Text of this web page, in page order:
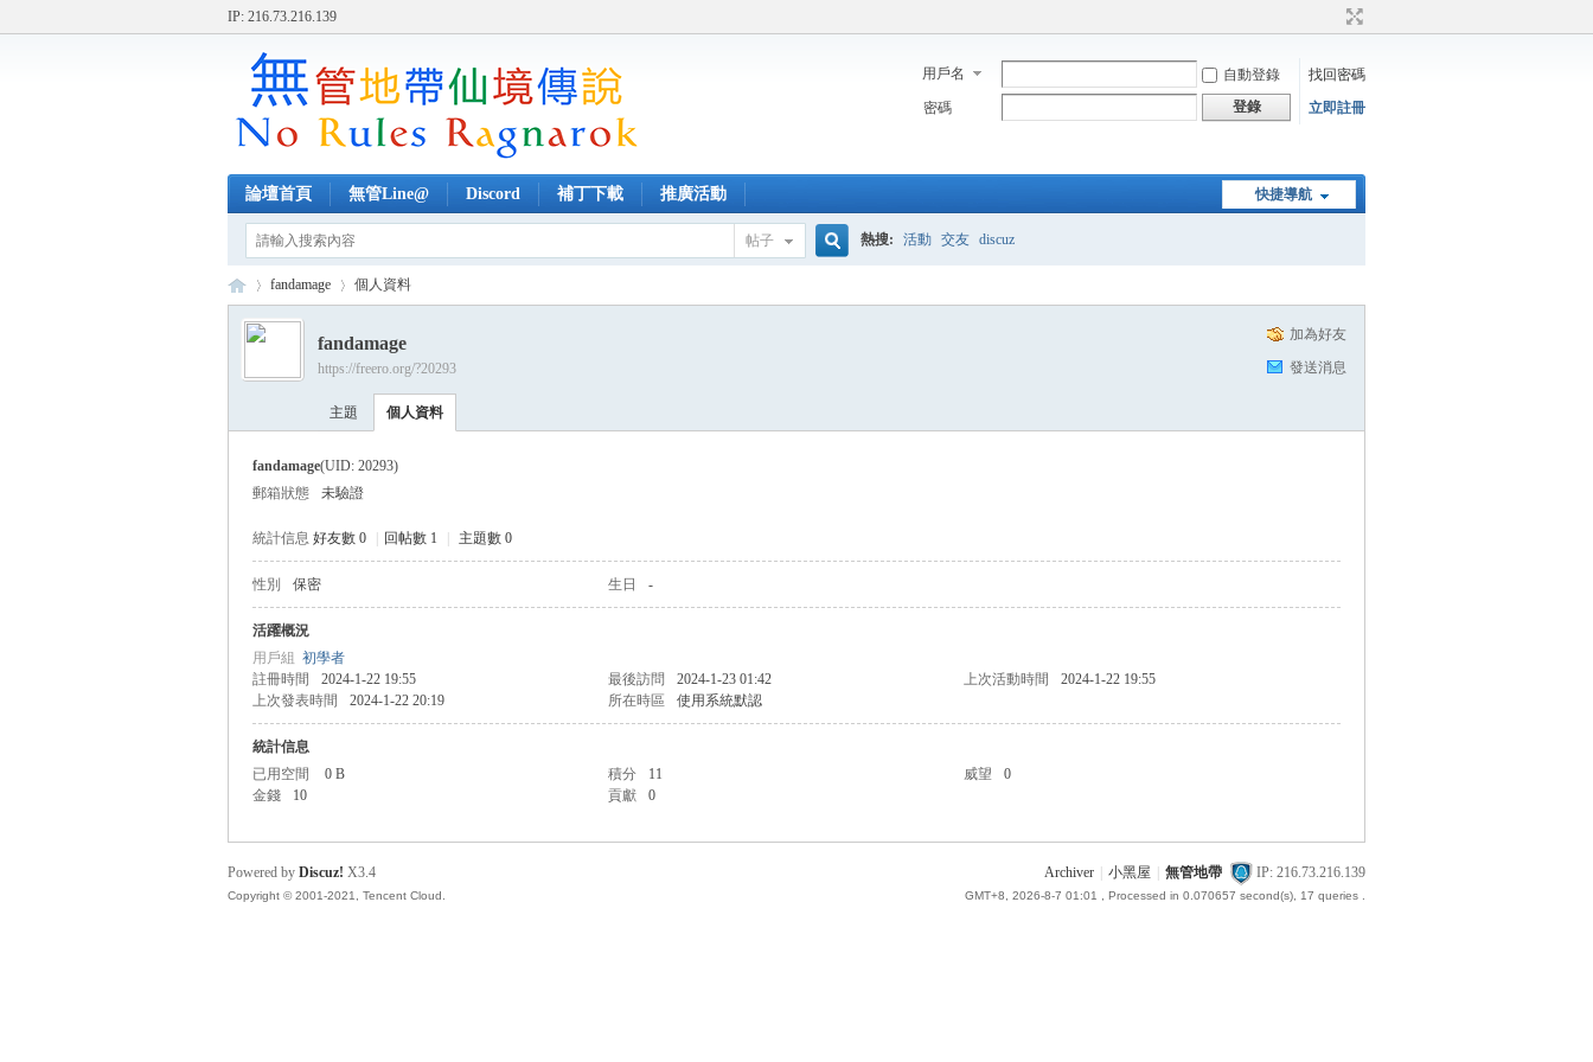
IP: 216.73.216.139
用戶名 自動登錄
找回密碼
密碼
登錄 立即註冊
快捷導航
論壇首頁 無管Line@ Discord 補丁下載 推廣活動
帖子 熱搜: 活動 交友 discuz
›
fandamage 個人資料
加為好友
發送消息
fandamage
https://freero.org/?20293
主題 個人資料
fandamage(UID: 20293)
郵箱狀態
未驗證
統計信息 好友數 0 回帖數 1 主題數 0
性別 保密 生日 -
活躍概況
用戶組 初學者
註冊時間
2024-1-22 19:55 最後訪問 2024-1-23 01:42 上次活動時間
2024-1-22 19:55
上次發表時間
2024-1-22 20:19 所在時區 使用系統默認
統計信息
已用空間
0 B 積分 11 威望
0
金錢
10 貢獻 0
Archiver 小黑屋 無管地帶 IP: 216.73.216.139
GMT+8, 2026-8-7 01:01 , Processed in 0.070657 second(s), 17 queries .
Powered by Discuz! X3.4
Copyright © 2001-2021, Tencent Cloud.